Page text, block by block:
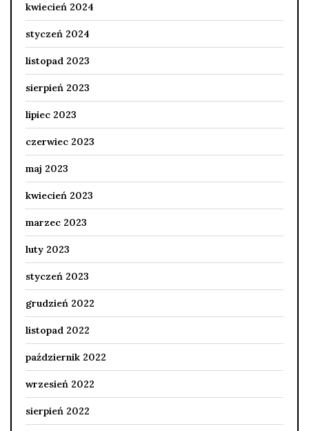
kwiecień 2024
styczeń 2024
listopad 2023
sierpień 2023
lipiec 2023
czerwiec 2023
maj 2023
kwiecień 2023
marzec 2023
luty 2023
styczeń 2023
grudzień 2022
listopad 2022
październik 2022
wrzesień 2022
sierpień 2022